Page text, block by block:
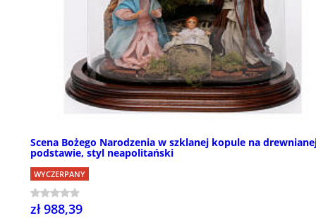
Scena Bożego Narodzenia w szklanej kopule na
podstawie, styl neapolitański
WYCZERPANY
zł 988,39